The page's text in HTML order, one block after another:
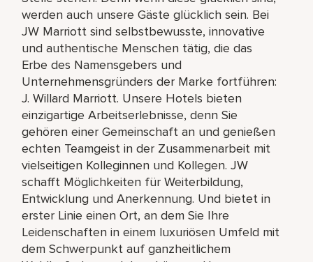
werden auch unsere Gäste glücklich sein. Bei
JW Marriott sind selbstbewusste, innovative
und authentische Menschen tätig, die das
Erbe des Namensgebers und
Unternehmensgründers der Marke fortführen:
J. Willard Marriott. Unsere Hotels bieten
einzigartige Arbeitserlebnisse, denn Sie
gehören einer Gemeinschaft an und genießen
echten Teamgeist in der Zusammenarbeit mit
vielseitigen Kolleginnen und Kollegen. JW
schafft Möglichkeiten für Weiterbildung,
Entwicklung und Anerkennung. Und bietet in
erster Linie einen Ort, an dem Sie Ihre
Leidenschaften in einem luxuriösen Umfeld mit
dem Schwerpunkt auf ganzheitlichem